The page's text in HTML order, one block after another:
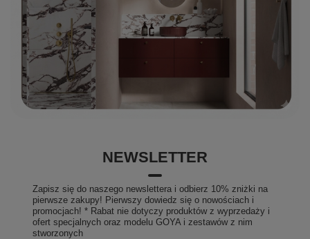
NEWSLETTER
Zapisz się do naszego newslettera i odbierz 10% zniżki na
pierwsze zakupy! Pierwszy dowiedz się o nowościach i
promocjach! * Rabat nie dotyczy produktów z wyprzedaży i
ofert specjalnych oraz modelu GOYA i zestawów z nim
stworzonych